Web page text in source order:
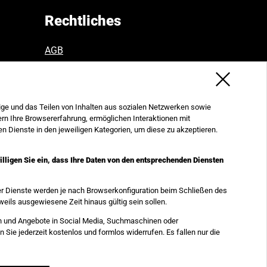
Rechtliches
AGB
Impressum